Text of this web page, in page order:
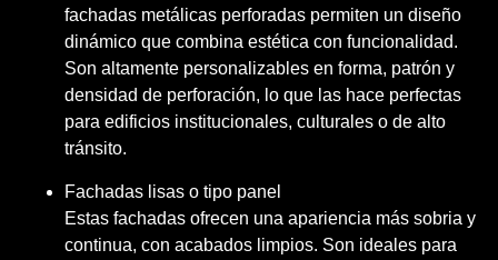
fachadas metálicas perforadas permiten un diseño
dinámico que combina estética con funcionalidad.
Son altamente personalizables en forma, patrón y
densidad de perforación, lo que las hace perfectas
para edificios institucionales, culturales o de alto
tránsito.
Fachadas lisas o tipo panel
Estas fachadas ofrecen una apariencia más sobria y
continua, con acabados limpios. Son ideales para